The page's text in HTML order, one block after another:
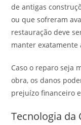
de antigas
ou que sofreram
restauração deve
manter exatamente
Caso o reparo seja
obra, os danos
prejuízo financeiro
Tecnologia da